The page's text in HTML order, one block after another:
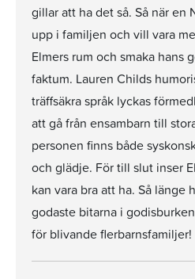
gillar att ha det så. Så när en
upp i familjen och vill vara
Elmers rum och smaka hans
faktum. Lauren Childs
träffsäkra språk lyckas
att gå från ensambarn till
personen finns både
och glädje. För till slut inser
kan vara bra att ha. Så länge
godaste bitarna i
för blivande flerbarnsfamiljer!